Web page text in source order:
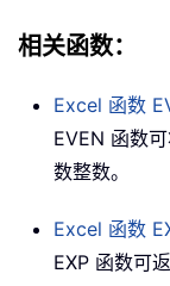
相关函数：
Excel 函数
EVEN 函数
数整数。
Excel 函数
EXP 函数可